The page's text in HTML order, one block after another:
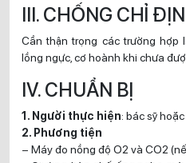
III. CHỐNG CHỈ
Cần thận trọng các trường hợp
lồng ngực, cơ hoành khi chưa
IV. CHUẨN BỊ
1. Người thực hiện: bác sỹ
2. Phương tiện
– Máy đo nồng độ O2 và CO2